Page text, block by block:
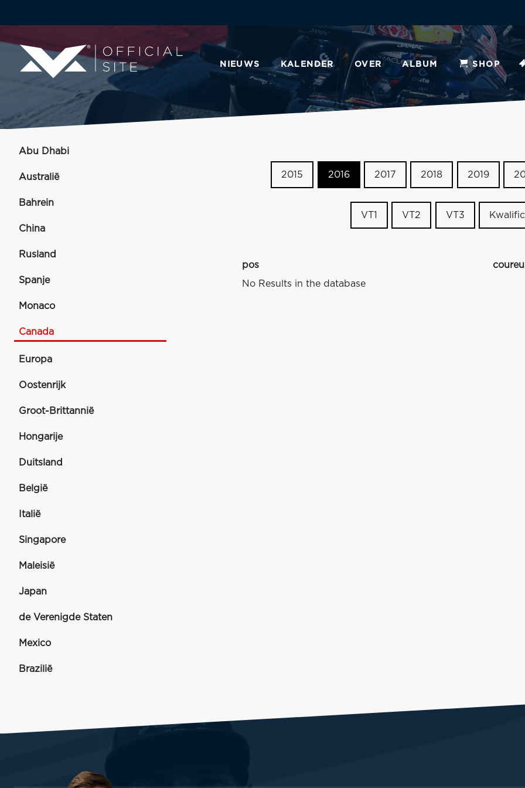
NIEUWS KALENDER OVER ALBUM SHOP
Abu Dhabi
Australië
Bahrein
China
Rusland
Spanje
Monaco
Canada
Europa
Oostenrijk
Groot-Brittannië
Hongarije
Duitsland
België
Italië
Singapore
Maleisië
Japan
de Verenigde Staten
Mexico
Brazilië
2015 2016 2017 2018 2019
VT1 VT2 VT3
pos
No Results in the database